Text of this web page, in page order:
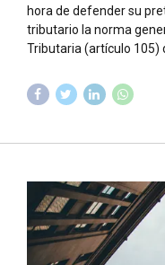
hora de defender su
tributario la norma
Tributaria (artículo 105)